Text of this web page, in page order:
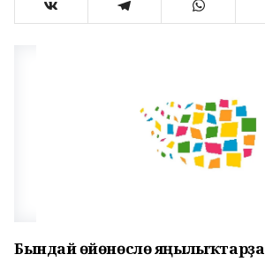
Бындай һөйөнөслө яңылыҡтарҙа